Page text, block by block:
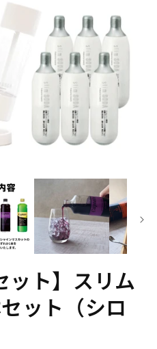
ット】スリム
ット（シロ